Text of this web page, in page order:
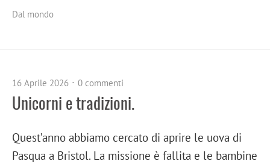
Dal mondo
16 Aprile 2026 0 commenti
Unicorni e tradizioni.
Quest’anno abbiamo cercato di aprire le uova di
Pasqua a Bristol. La missione è fallita e le bambine